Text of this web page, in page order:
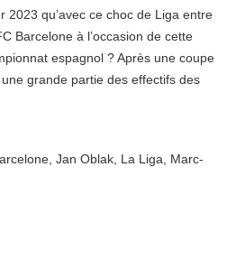
2023 qu’avec ce choc de Liga entre
Barcelone à l’occasion de cette
espagnol ? Après une coupe
grande partie des effectifs des
Jan Oblak La Liga
Marc-